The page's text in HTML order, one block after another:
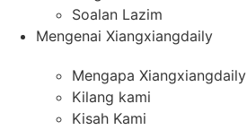
Soalan Lazim
Mengenai Xiangxiangdaily
Mengapa Xiangxiangdaily
Kilang kami
Kisah Kami